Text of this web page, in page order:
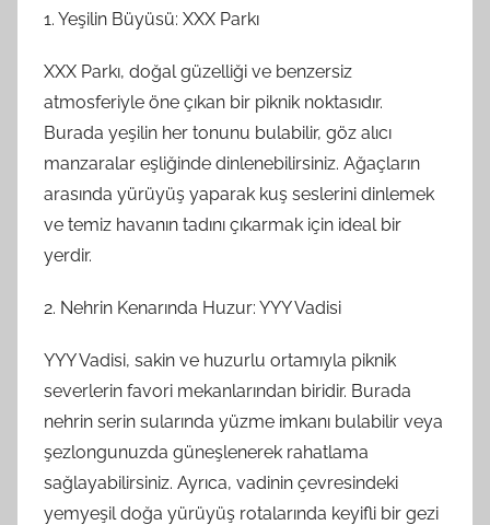
1. Yeşilin Büyüsü: XXX Parkı
XXX Parkı, doğal güzelliği ve benzersiz
atmosferiyle öne çıkan bir piknik noktasıdır.
Burada yeşilin her tonunu bulabilir, göz alıcı
manzaralar eşliğinde dinlenebilirsiniz. Ağaçların
arasında yürüyüş yaparak kuş seslerini dinlemek
ve temiz havanın tadını çıkarmak için ideal bir
yerdir.
2. Nehrin Kenarında Huzur: YYY Vadisi
YYY Vadisi, sakin ve huzurlu ortamıyla piknik
severlerin favori mekanlarından biridir. Burada
nehrin serin sularında yüzme imkanı bulabilir veya
şezlongunuzda güneşlenerek rahatlama
sağlayabilirsiniz. Ayrıca, vadinin çevresindeki
yemyeşil doğa yürüyüş rotalarında keyifli bir gezi